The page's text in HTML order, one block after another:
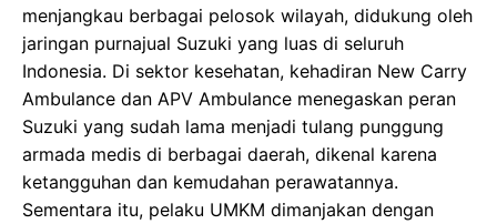
menjangkau berbagai pelosok wilayah, didukung oleh
jaringan purnajual Suzuki yang luas di seluruh
Indonesia. Di sektor kesehatan, kehadiran New Carry
Ambulance dan APV Ambulance menegaskan peran
Suzuki yang sudah lama menjadi tulang punggung
armada medis di berbagai daerah, dikenal karena
ketangguhan dan kemudahan perawatannya.
Sementara itu, pelaku UMKM dimanjakan dengan